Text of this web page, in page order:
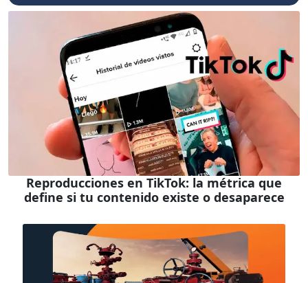
Reproducciones en TikTok: la métrica que
define si tu contenido existe o desaparece